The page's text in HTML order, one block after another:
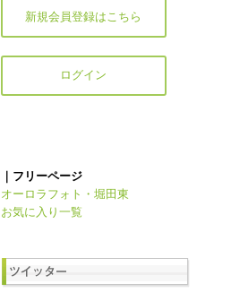
新規会員登録はこちら
ログイン
｜フリーページ
オーロラフォト・堀田東
お気に入り一覧